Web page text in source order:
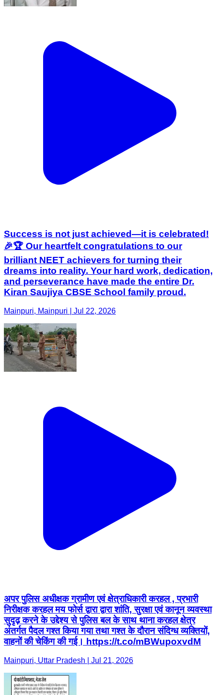
Success is not just achieved—it is celebrated!
🎉🏆 Our heartfelt congratulations to our
brilliant NEET achievers for turning their
dreams into reality. Your hard work, dedication,
and perseverance have made the entire Dr.
Kiran Saujiya CBSE School family proud.
Mainpuri, Mainpuri | Jul 22, 2026
अपर पुलिस अधीक्षक ग्रामीण एवं क्षेत्राधिकारी करहल , प्रभारी
निरीक्षक करहल मय फोर्स द्वारा द्वारा शांति, सुरक्षा एवं कानून व्यवस्था
सुदृढ़ करने के उद्देश्य से पुलिस बल के साथ थाना करहल क्षेत्र
अंतर्गत पैदल गश्त किया गया तथा गश्त के दौरान संदिग्ध व्यक्तियों,
वाहनों की चेकिंग की गई। https://t.co/mBWupoxvdM
Mainpuri, Uttar Pradesh | Jul 21, 2026